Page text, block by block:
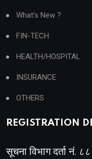
What's New ?
FIN-TECH
HEALTH/HOSPITAL
INSURANCE
OTHERS
REGISTRATION
सूचना विभाग दर्ता नं.